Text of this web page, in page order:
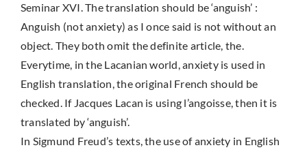
Seminar XVI. The translation should be ‘anguish’ :
Anguish (not anxiety) as I once said is not without an
object. They both omit the definite article, the.
Everytime, in the Lacanian world, anxiety is used in
English translation, the original French should be
checked. If Jacques Lacan is using l’angoisse, then it is
translated by ‘anguish’.
In Sigmund Freud’s texts, the use of anxiety in English